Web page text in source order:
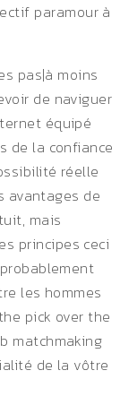
paramour à
pas|à moins
de naviguer
équipé
de la confiance
réelle
avantages de
mais
principes ceci
les hommes
pick over the
matchmaking
de la vôtre